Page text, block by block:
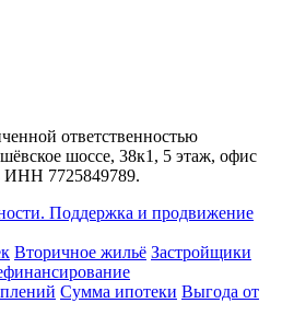
ответственностью
шоссе, 38к1, 5 этаж, офис
ИНН 7725849789.
Поддержка и продвижение
Вторичное жильё Застройщики
Сумма ипотеки Выгода от